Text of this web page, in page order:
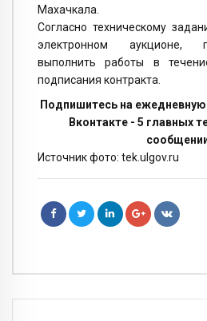
Махачкала.
Согласно техническому
электронном аукционе,
выполнить работы в
подписания контракта.
Подпишитесь на
Вконтакте - 5 главных
Источник фото: tek.ulgov.ru